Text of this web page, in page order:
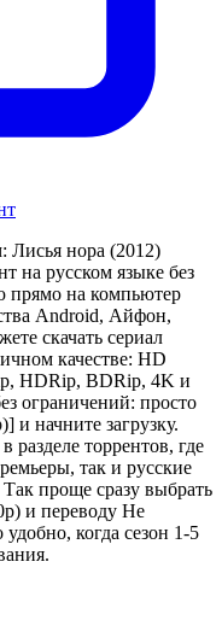
Лисья нора (2012)
на русском языке без
прямо на компьютер
Android, Айфон,
скачать сериал
качестве: HD
HDRip, BDRip, 4K и
ограничений: просто
и начните загрузку.
разделе торрентов, где
так и русские
проще сразу выбрать
и переводу Не
когда сезон 1-5